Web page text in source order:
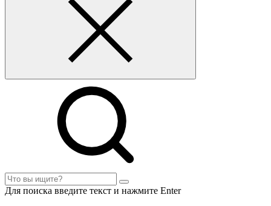
Для поиска введите текст и нажмите Enter